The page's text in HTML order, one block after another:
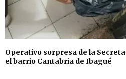
Operativo sorpresa de la
el barrio Cantabria de Ibagué